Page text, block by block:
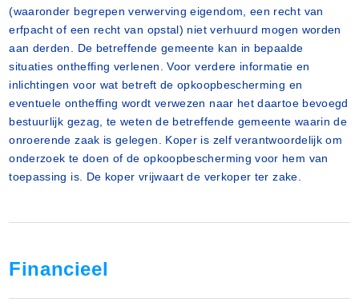
(waaronder begrepen verwerving eigendom, een recht van
erfpacht of een recht van opstal) niet verhuurd mogen worden
aan derden. De betreffende gemeente kan in bepaalde
situaties ontheffing verlenen. Voor verdere informatie en
inlichtingen voor wat betreft de opkoopbescherming en
eventuele ontheffing wordt verwezen naar het daartoe bevoegd
bestuurlijk gezag, te weten de betreffende gemeente waarin de
onroerende zaak is gelegen. Koper is zelf verantwoordelijk om
onderzoek te doen of de opkoopbescherming voor hem van
toepassing is. De koper vrijwaart de verkoper ter zake.
Financieel